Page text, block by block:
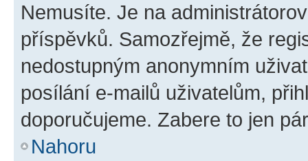
Nemusíte. Je na
příspěvků. Samozřejmě, že
nedostupným anonymním
posílání e-mailů uživatelům,
doporučujeme. Zabere to jen
Nahoru